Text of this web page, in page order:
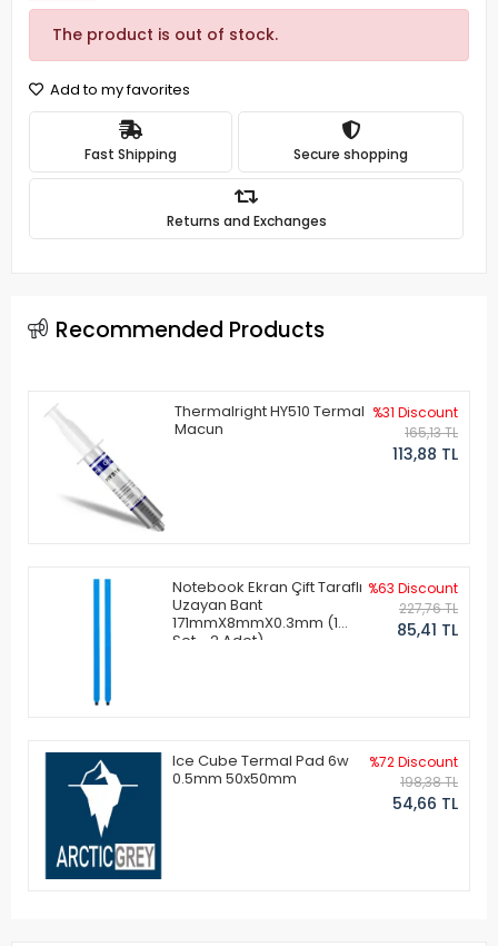
The product is out of stock.
Add to my favorites
Fast Shipping Secure shopping
Returns and Exchanges
Recommended Products
Thermalright HY510 Termal
Macun
%31 Discount
165,13 TL
113,88 TL
Notebook Ekran Çift Taraflı
Uzayan Bant
171mmX8mmX0.3mm (1
Set - 2 Adet)
%63 Discount
227,76 TL
85,41 TL
Ice Cube Termal Pad 6w
0.5mm 50x50mm
%72 Discount
198,38 TL
54,66 TL